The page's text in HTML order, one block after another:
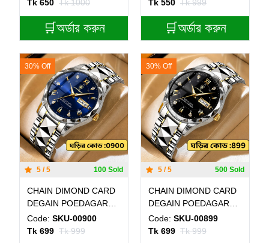
Tk 650 Tk 1000
🛒অর্ডার করুন
WATCH
Tk 550 Tk 999
🛒অর্ডার করুন
30% Off
5 / 5 100 Sold
CHAIN DIMOND CARD
DEGAIN POEDAGAR
MODEL 615 WATCH
Toton Ar Dial Blue
Code: SKU-00900
Tk 699 Tk 999
30% Off
5 / 5 500 Sold
CHAIN DIMOND CARD
DEGAIN POEDAGAR
WATCH MODEL 615
Toton ar dial black
Code: SKU-00899
Tk 699 Tk 999